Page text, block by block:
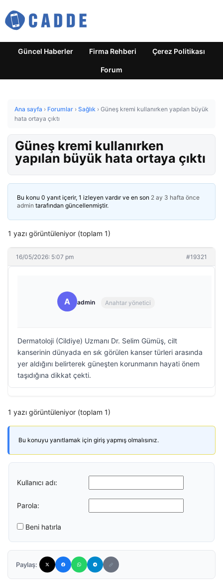
Güncel Haberler Firma Rehberi Çerez Politikası
Forum
Ana sayfa › Forumlar › Sağlık › Güneş kremi kullanırken yapılan büyük
hata ortaya çıktı
Güneş kremi kullanırken
yapılan büyük hata ortaya çıktı
Bu konu 0 yanıt içerir, 1 izleyen vardır ve en son 2 ay 3 hafta önce
admin tarafından güncellenmiştir.
1 yazı görüntüleniyor (toplam 1)
16/05/2026: 5:07 pm #19321
A admin Anahtar yönetici
Dermatoloji (Cildiye) Uzmanı Dr. Selim Gümüş, cilt
kanserinin dünyada en sık görülen kanser türleri arasında
yer aldığını belirterek güneşten korunmanın hayati önem
taşıdığına dikkat çekti.
1 yazı görüntüleniyor (toplam 1)
Bu konuyu yanıtlamak için giriş yapmış olmalısınız.
Kullanıcı adı:
Parola:
Beni hatırla
Paylaş: